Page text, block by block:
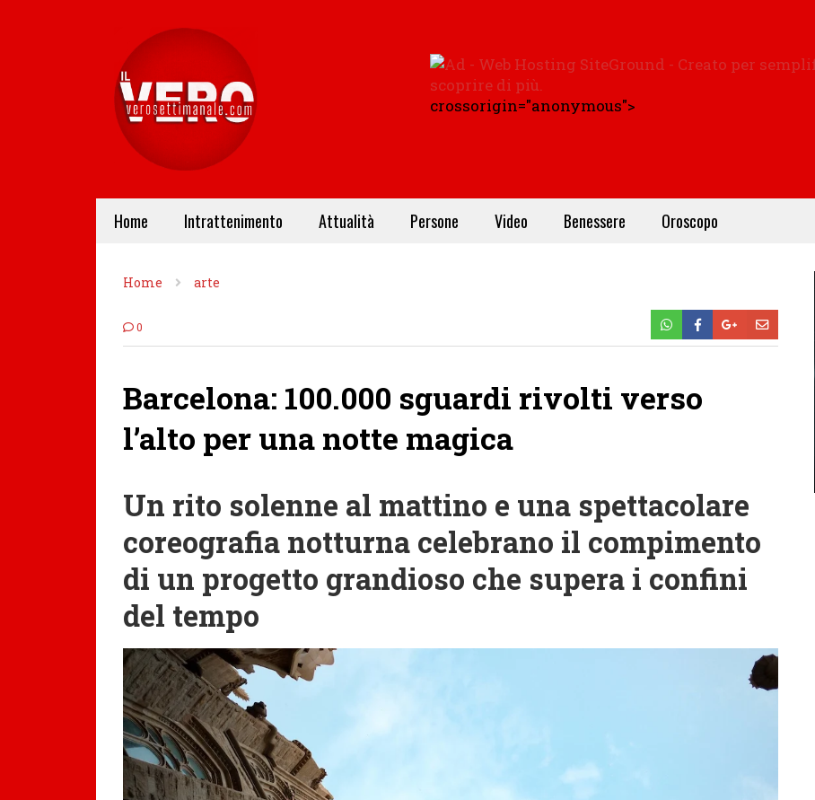
crossorigin="anonymous">
Home Intrattenimento Attualità Persone Video Benessere Oroscopo
Home arte
0
Barcelona: 100.000 sguardi rivolti verso
l’alto per una notte magica
Un rito solenne al mattino e una spettacolare
coreografia notturna celebrano il compimento
di un progetto grandioso che supera i confini
del tempo